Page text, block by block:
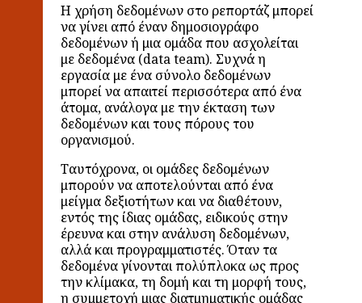
Η χρήση δεδομένων στο ρεπορτάζ μπορεί
να γίνει από έναν δημοσιογράφο
δεδομένων ή μια ομάδα που ασχολείται
με δεδομένα (data team). Συχνά η
εργασία με ένα σύνολο δεδομένων
μπορεί να απαιτεί περισσότερα από ένα
άτομα, ανάλογα με την έκταση των
δεδομένων και τους πόρους του
οργανισμού.
Ταυτόχρονα, οι ομάδες δεδομένων
μπορούν να αποτελούνται από ένα
μείγμα δεξιοτήτων και να διαθέτουν,
εντός της ίδιας ομάδας, ειδικούς στην
έρευνα και στην ανάλυση δεδομένων,
αλλά και προγραμματιστές. Όταν τα
δεδομένα γίνονται πολύπλοκα ως προς
την κλίμακα, τη δομή και τη μορφή τους,
η συμμετοχή μιας διατμηματικής ομάδας